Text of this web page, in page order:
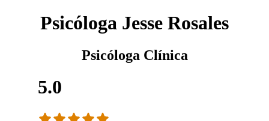
Psicóloga Jesse Rosales
Psicóloga Clínica
5.0